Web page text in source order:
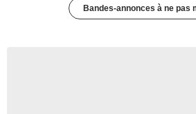
Bandes-annonces à ne pas